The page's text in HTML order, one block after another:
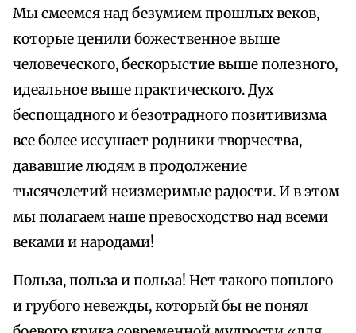
Мы смеемся над безумием прошлых веков,
которые ценили божественное выше
человеческого, бескорыстие выше полезного,
идеальное выше практического. Дух
беспощадного и безотрадного позитивизма
все более иссушает родники творчества,
дававшие людям в продолжение
тысячелетий неизмеримые радости. И в этом
мы полагаем наше превосходство над всеми
веками и народами!
Польза, польза и польза! Нет такого пошлого
и грубого невежды, который бы не понял